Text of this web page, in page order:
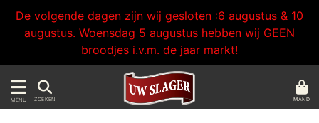
De volgende dagen zijn wij gesloten :6 augustus & 10
augustus. Woensdag 5 augustus hebben wij GEEN
broodjes i.v.m. de jaar markt!
MENU ZOEKEN MAND